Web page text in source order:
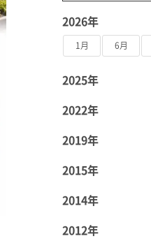
2026年
1月 6月
2025年
2022年
2019年
2015年
2014年
2012年